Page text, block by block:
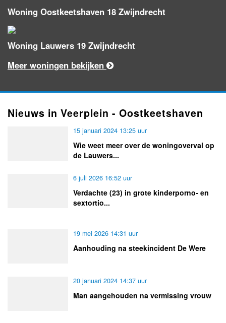
Woning Oostkeetshaven 18 Zwijndrecht
Woning Lauwers 19 Zwijndrecht
Meer woningen bekijken
Nieuws in Veerplein - Oostkeetshaven
15 januari 2024 13:25 uur
Wie weet meer over de woningoverval op
de Lauwers...
6 juli 2026 16:52 uur
Verdachte (23) in grote kinderporno- en
sextortio...
19 mei 2026 14:31 uur
Aanhouding na steekincident De Were
20 januari 2024 14:37 uur
Man aangehouden na vermissing vrouw